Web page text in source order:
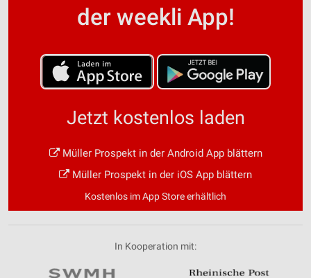
der weekli App!
Jetzt kostenlos laden
Müller Prospekt in der Android App blättern
Müller Prospekt in der iOS App blättern
Kostenlos im App Store erhältlich
In Kooperation mit: